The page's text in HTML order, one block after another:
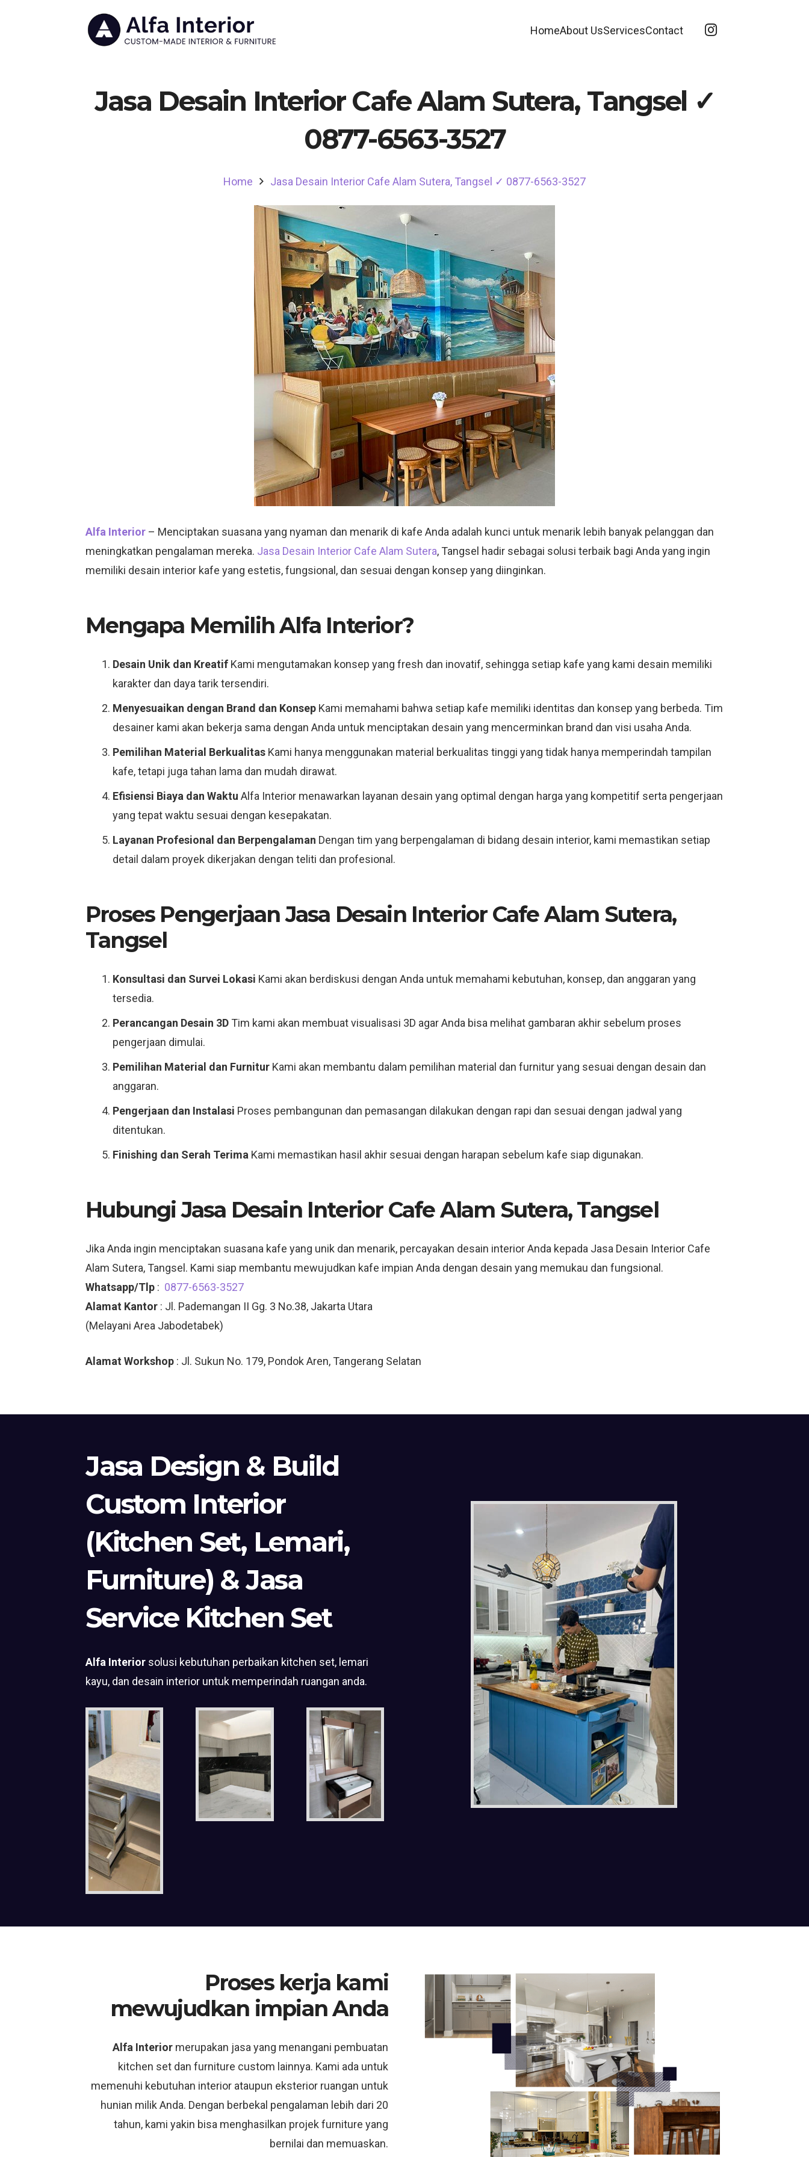
HomeAbout UsServicesContact
Jasa Desain Interior Cafe Alam Sutera, Tangsel ✓
0877-6563-3527
Home Jasa Desain Interior Cafe Alam Sutera, Tangsel ✓ 0877-6563-3527
Alfa Interior – Menciptakan suasana yang nyaman dan menarik di kafe Anda adalah kunci untuk menarik lebih banyak pelanggan dan
meningkatkan pengalaman mereka. Jasa Desain Interior Cafe Alam Sutera, Tangsel hadir sebagai solusi terbaik bagi Anda yang ingin
memiliki desain interior kafe yang estetis, fungsional, dan sesuai dengan konsep yang diinginkan.
Mengapa Memilih Alfa Interior?
Desain Unik dan Kreatif Kami mengutamakan konsep yang fresh dan inovatif, sehingga setiap kafe yang kami desain memiliki
karakter dan daya tarik tersendiri.
Menyesuaikan dengan Brand dan Konsep Kami memahami bahwa setiap kafe memiliki identitas dan konsep yang berbeda. Tim
desainer kami akan bekerja sama dengan Anda untuk menciptakan desain yang mencerminkan brand dan visi usaha Anda.
Pemilihan Material Berkualitas Kami hanya menggunakan material berkualitas tinggi yang tidak hanya memperindah tampilan
kafe, tetapi juga tahan lama dan mudah dirawat.
Efisiensi Biaya dan Waktu Alfa Interior menawarkan layanan desain yang optimal dengan harga yang kompetitif serta pengerjaan
yang tepat waktu sesuai dengan kesepakatan.
Layanan Profesional dan Berpengalaman Dengan tim yang berpengalaman di bidang desain interior, kami memastikan setiap
detail dalam proyek dikerjakan dengan teliti dan profesional.
Proses Pengerjaan Jasa Desain Interior Cafe Alam Sutera,
Tangsel
Konsultasi dan Survei Lokasi Kami akan berdiskusi dengan Anda untuk memahami kebutuhan, konsep, dan anggaran yang
tersedia.
Perancangan Desain 3D Tim kami akan membuat visualisasi 3D agar Anda bisa melihat gambaran akhir sebelum proses
pengerjaan dimulai.
Pemilihan Material dan Furnitur Kami akan membantu dalam pemilihan material dan furnitur yang sesuai dengan desain dan
anggaran.
Pengerjaan dan Instalasi Proses pembangunan dan pemasangan dilakukan dengan rapi dan sesuai dengan jadwal yang
ditentukan.
Finishing dan Serah Terima Kami memastikan hasil akhir sesuai dengan harapan sebelum kafe siap digunakan.
Hubungi Jasa Desain Interior Cafe Alam Sutera, Tangsel
Jika Anda ingin menciptakan suasana kafe yang unik dan menarik, percayakan desain interior Anda kepada Jasa Desain Interior Cafe
Alam Sutera, Tangsel. Kami siap membantu mewujudkan kafe impian Anda dengan desain yang memukau dan fungsional.
Whatsapp/Tlp : 0877-6563-3527
Alamat Kantor : Jl. Pademangan II Gg. 3 No.38, Jakarta Utara
(Melayani Area Jabodetabek)
Alamat Workshop : Jl. Sukun No. 179, Pondok Aren, Tangerang Selatan
Jasa Design & Build
Custom Interior
(Kitchen Set, Lemari,
Furniture) & Jasa
Service Kitchen Set
Alfa Interior solusi kebutuhan perbaikan kitchen set, lemari
kayu, dan desain interior untuk memperindah ruangan anda.
Proses kerja kami
mewujudkan impian Anda
Alfa Interior merupakan jasa yang menangani pembuatan
kitchen set dan furniture custom lainnya. Kami ada untuk
memenuhi kebutuhan interior ataupun eksterior ruangan untuk
hunian milik Anda. Dengan berbekal pengalaman lebih dari 20
tahun, kami yakin bisa menghasilkan projek furniture yang
bernilai dan memuaskan.